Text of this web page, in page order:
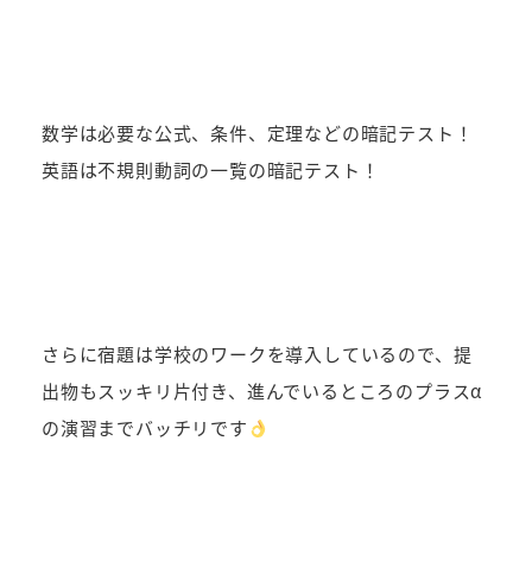
数学は必要な公式、条件、定理などの暗記テスト！
英語は不規則動詞の一覧の暗記テスト！
さらに宿題は学校のワークを導入しているので、提
出物もスッキリ片付き、進んでいるところのプラスα
の演習までバッチリです